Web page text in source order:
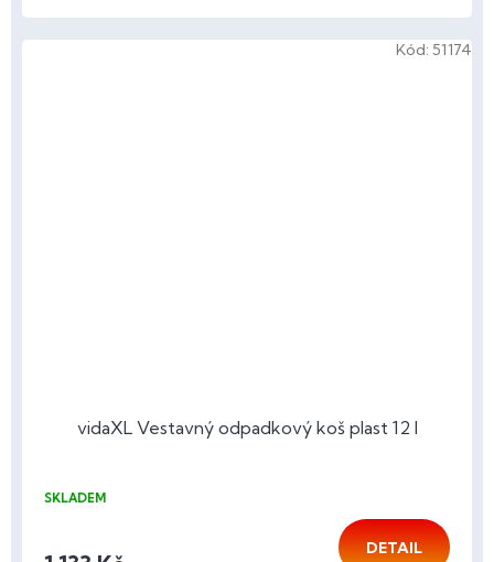
vidaXL Vestavný odpadkový koš plast 12 l
SKLADEM
DETAIL
Kód: 51174